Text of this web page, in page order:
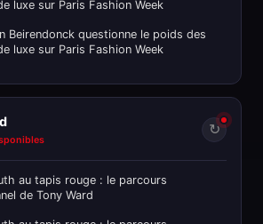
luxe sur Paris Fashion Week
Beirendonck questionne le poids des
luxe sur Paris Fashion Week
↻
au tapis rouge : le parcours
de Tony Ward